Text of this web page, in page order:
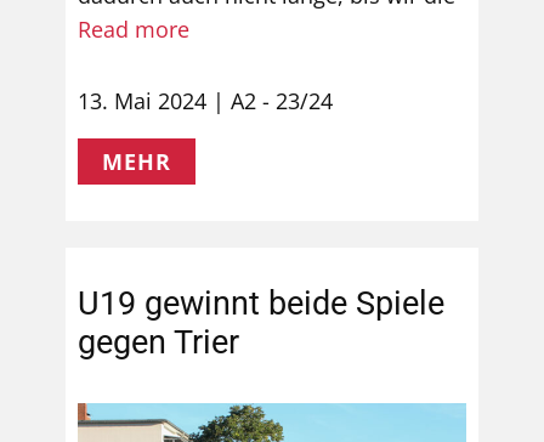
Read more
13. Mai 2024 A2 - 23/24
MEHR
U19 gewinnt beide Spiele
gegen Trier